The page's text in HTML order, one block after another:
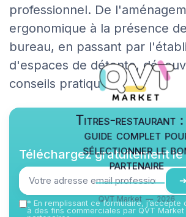
professionnel. De
ergonomique à la présence
bureau, en passant par
d'espaces de détente,
conseils pratiques.
Titres-restaurant
guide complet
sélectionner le
partenaire
QVT Market — 2026
Téléchargez gratuitement
* En remplissant ce formulaire, j’accepte
à des fins commerciales par QVT Market